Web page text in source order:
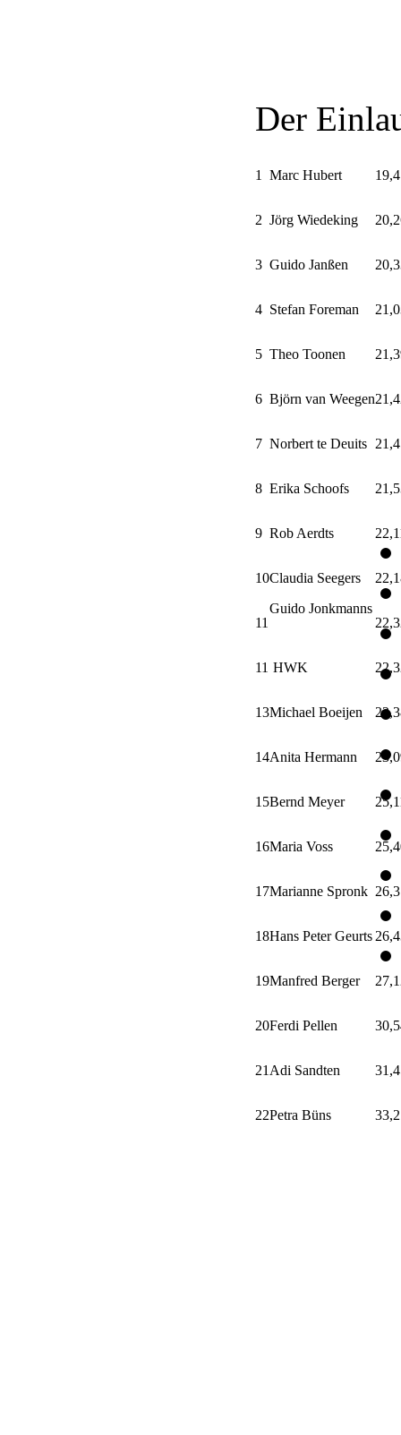
Der
1 Marc Hubert
2 Jörg Wiedeking
3 Guido Janßen
4 Stefan Foreman
5 Theo Toonen
6 Björn van Weegen
7 Norbert te Deuits
8 Erika Schoofs
9 Rob Aerdts
10Claudia Seegers
11
Guido Jonkmanns
11 HWK
13Michael Boeijen
14Anita Hermann
15Bernd Meyer
16Maria Voss
17Marianne Spronk
18Hans Peter Geurts
19Manfred Berger
20Ferdi Pellen
21 Adi Sandten
22Petra Büns